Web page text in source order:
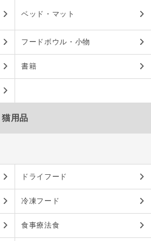
ベッド・マット
フードボウル・小物
書籍
猫用品
ドライフード
冷凍フード
食事療法食